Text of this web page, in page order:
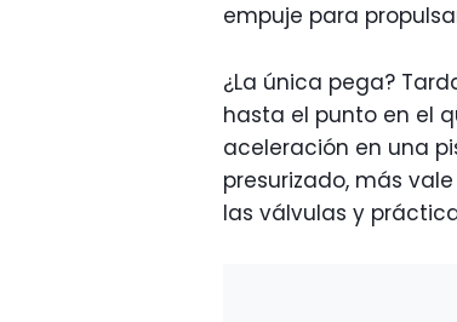
empuje para
¿La única pega?
hasta el punto en el
aceleración en una
presurizado, más
las válvulas y